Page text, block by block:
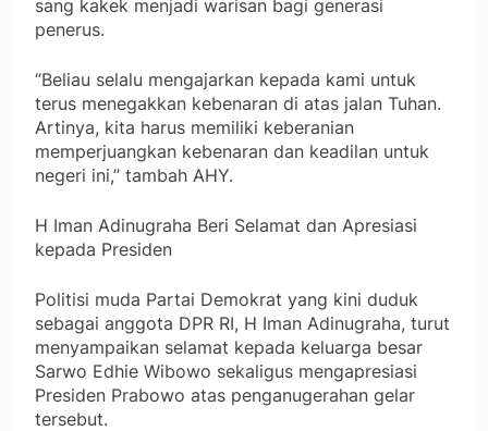
sang kakek menjadi warisan bagi generasi
penerus.
“Beliau selalu mengajarkan kepada kami untuk
terus menegakkan kebenaran di atas jalan Tuhan.
Artinya, kita harus memiliki keberanian
memperjuangkan kebenaran dan keadilan untuk
negeri ini,” tambah AHY.
H Iman Adinugraha Beri Selamat dan Apresiasi
kepada Presiden
Politisi muda Partai Demokrat yang kini duduk
sebagai anggota DPR RI, H Iman Adinugraha, turut
menyampaikan selamat kepada keluarga besar
Sarwo Edhie Wibowo sekaligus mengapresiasi
Presiden Prabowo atas penganugerahan gelar
tersebut.